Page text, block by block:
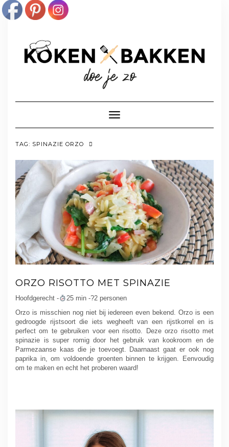
Toggle navigatie
TAG: SPINAZIE ORZO
ORZO RISOTTO MET SPINAZIE
Hoofdgerecht -
25 min -?2 personen
Orzo is misschien nog niet bij iedereen even bekend. Orzo is een
gedroogde rijstsoort die iets wegheeft van een rijstkorrel en is
perfect om te gebruiken voor een risotto. Deze orzo risotto met
spinazie is super romig door het gebruik van kookroom en de
Parmezaanse kaas die je toevoegt. Daarnaast gaat er ook nog
paprika in, om voldoende groenten binnen te krijgen. Eenvoudig
om te maken en echt het proberen waard!